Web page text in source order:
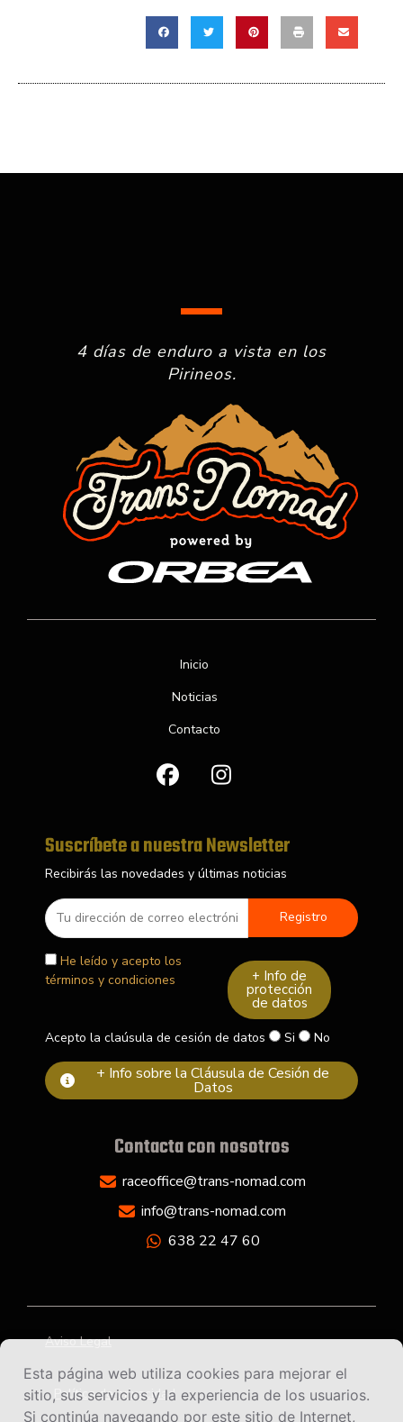
4 días de enduro a vista en los
Pirineos.
Inicio
Noticias
Contacto
a
c
b
o
o
k
n
s
a
g
r
a
m
Suscríbete a nuestra Newsletter
Recibirás las novedades y últimas noticias
He leído y acepto los
términos y condiciones
+ Info de
protección
de datos
Acepto la claúsula de cesión de datos Si No
+ Info sobre la Cláusula de Cesión de
Datos
Contacta con nosotros
raceoffice@trans-nomad.com
info@trans-nomad.com
638 22 47 60
Aviso Legal
Política de privacidad
Esta página web utiliza cookies para mejorar el
sitio, sus servicios y la experiencia de los usuarios.
Si continúa navegando por este sitio de Internet,